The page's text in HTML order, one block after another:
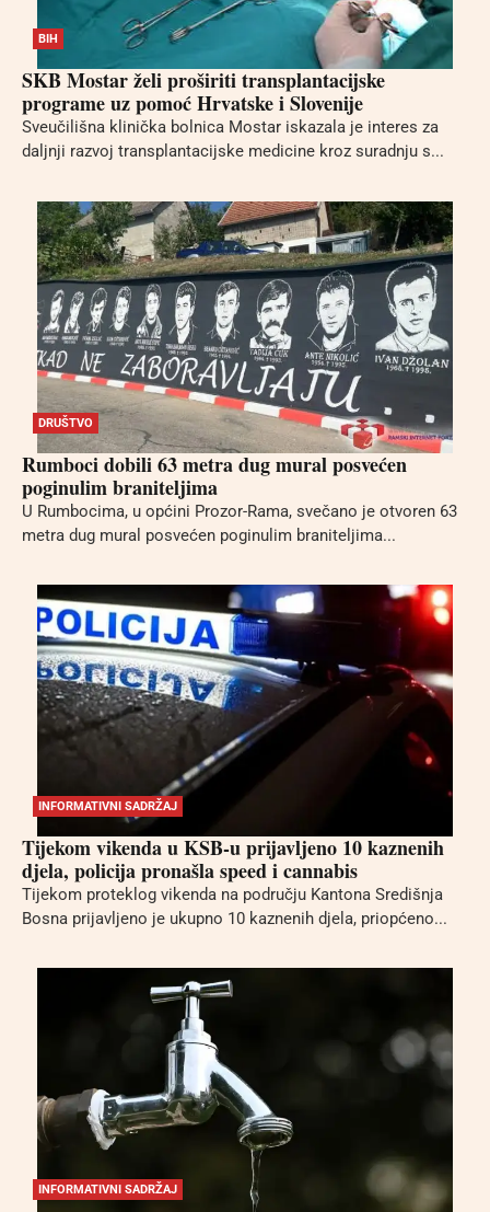
BIH
SKB Mostar želi proširiti transplantacijske
programe uz pomoć Hrvatske i Slovenije
Sveučilišna klinička bolnica Mostar iskazala je interes za
daljnji razvoj transplantacijske medicine kroz suradnju s...
DRUŠTVO
Rumboci dobili 63 metra dug mural posvećen
poginulim braniteljima
U Rumbocima, u općini Prozor-Rama, svečano je otvoren 63
metra dug mural posvećen poginulim braniteljima...
INFORMATIVNI SADRŽAJ
Tijekom vikenda u KSB-u prijavljeno 10 kaznenih
djela, policija pronašla speed i cannabis
Tijekom proteklog vikenda na području Kantona Središnja
Bosna prijavljeno je ukupno 10 kaznenih djela, priopćeno...
INFORMATIVNI SADRŽAJ